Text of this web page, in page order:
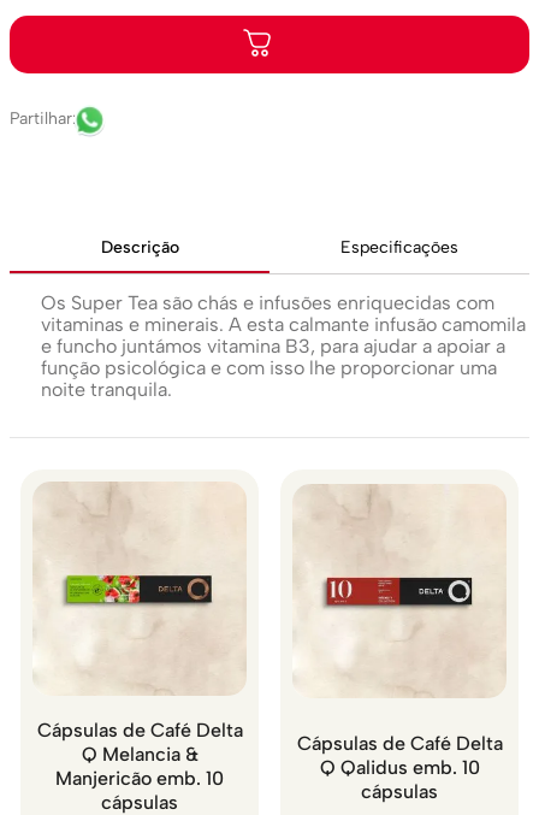
Descrição Especificações
Os Super Tea são chás e infusões enriquecidas com
vitaminas e minerais. A esta calmante infusão camomila
e funcho juntámos vitamina B3, para ajudar a apoiar a
função psicológica e com isso lhe proporcionar uma
noite tranquila.
Cápsulas de Café Delta
Q Melancia &
Manjericão emb. 10
cápsulas
Cápsulas de Café Delta
Q Qalidus emb. 10
cápsulas